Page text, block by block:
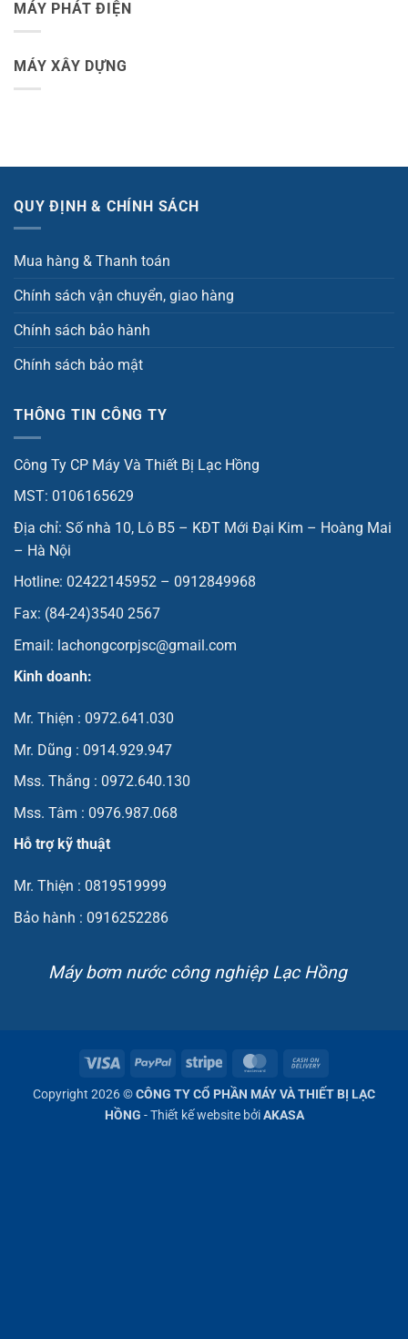
MÁY PHÁT ĐIỆN
MÁY XÂY DỰNG
QUY ĐỊNH & CHÍNH SÁCH
Mua hàng & Thanh toán
Chính sách vận chuyển, giao hàng
Chính sách bảo hành
Chính sách bảo mật
THÔNG TIN CÔNG TY
Công Ty CP Máy Và Thiết Bị Lạc Hồng
MST: 0106165629
Địa chỉ: Số nhà 10, Lô B5 – KĐT Mới Đại Kim – Hoàng Mai
– Hà Nội
Hotline: 02422145952 – 0912849968
Fax: (84-24)3540 2567
Email: lachongcorpjsc@gmail.com
Kinh doanh:
Mr. Thiện : 0972.641.030
Mr. Dũng : 0914.929.947
Mss. Thắng : 0972.640.130
Mss. Tâm : 0976.987.068
Hỗ trợ kỹ thuật
Mr. Thiện : 0819519999
Bảo hành : 0916252286
Máy bơm nước công nghiệp Lạc Hồng
Visa PayPal Stripe MasterCard
On
Delivery
Copyright 2026 ©CÔNG TY CỔ PHẦN MÁY VÀ THIẾT BỊ LẠC
HỒNG - Thiết kế website bởiAKASA